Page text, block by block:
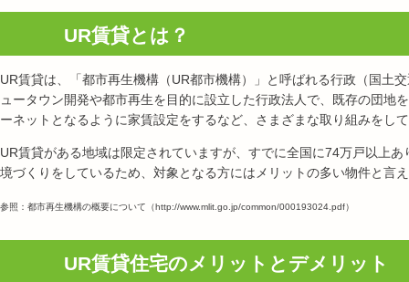
UR賃貸とは？
UR賃貸は、「都市再生機構（UR都市機構）」と呼ばれる行政（国土
ュータウン開発や都市再生を目的に設立した行政法人で、既存の団地
ーネットとなるように家賃設定をするなど、さまざまな取り組みをし
UR賃貸がある地域は限定されていますが、すでに全国に74万戸以上
境づくりをしているため、対象となる方にはメリットの多い物件と言
参照：都市再生機構の概要について（http://www.mlit.go.jp/common/000193024.pdf）
UR賃貸住宅のメリットとデメリット